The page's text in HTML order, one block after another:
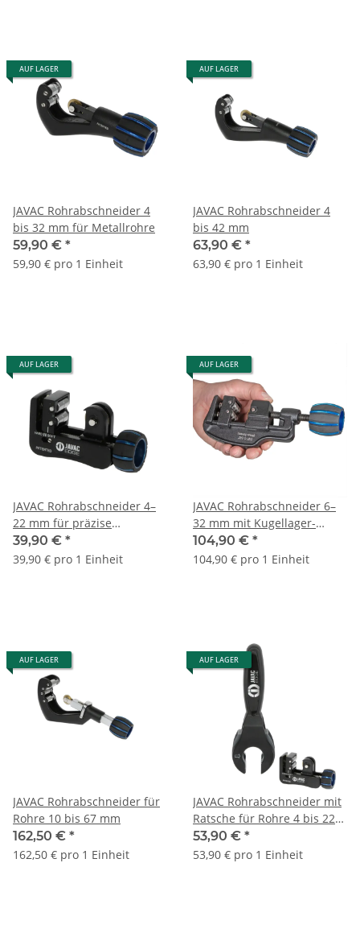
AUF LAGER
JAVAC Rohrabschneider 4
bis 32 mm für Metallrohre
59,90 € *
59,90 € pro 1 Einheit
AUF LAGER
JAVAC Rohrabschneider 4
bis 42 mm
63,90 € *
63,90 € pro 1 Einheit
AUF LAGER
JAVAC Rohrabschneider 4–
22 mm für präzise
Rohrzuschnitte
39,90 € *
39,90 € pro 1 Einheit
AUF LAGER
JAVAC Rohrabschneider 6–
32 mm mit Kugellager-
Schneidrad
104,90 € *
104,90 € pro 1 Einheit
AUF LAGER
JAVAC Rohrabschneider für
Rohre 10 bis 67 mm
162,50 € *
162,50 € pro 1 Einheit
AUF LAGER
JAVAC Rohrabschneider mit
Ratsche für Rohre 4 bis 22
mm
53,90 € *
53,90 € pro 1 Einheit